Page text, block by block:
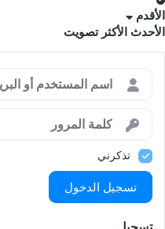
الأقدم
الأحدث الأكثر تصويت
تذكرني
تسجيل الدخول